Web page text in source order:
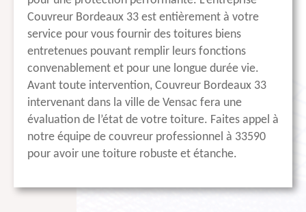
Couvreur Bordeaux 33 est entièrement à votre
service pour vous fournir des toitures biens
entretenues pouvant remplir leurs fonctions
convenablement et pour une longue durée vie.
Avant toute intervention, Couvreur Bordeaux 33
intervenant dans la ville de Vensac fera une
évaluation de l’état de votre toiture. Faites appel à
notre équipe de couvreur professionnel à 33590
pour avoir une toiture robuste et étanche.